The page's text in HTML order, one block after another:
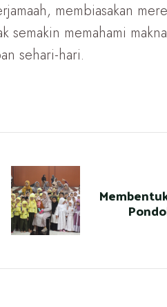
membiasakan
semakin memahami
sehari-hari.